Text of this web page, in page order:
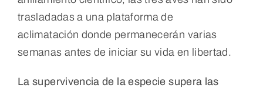
trasladadas a una plataforma de
aclimatación donde permanecerán varias
semanas antes de iniciar su vida en libertad.
La supervivencia de la especie supera las